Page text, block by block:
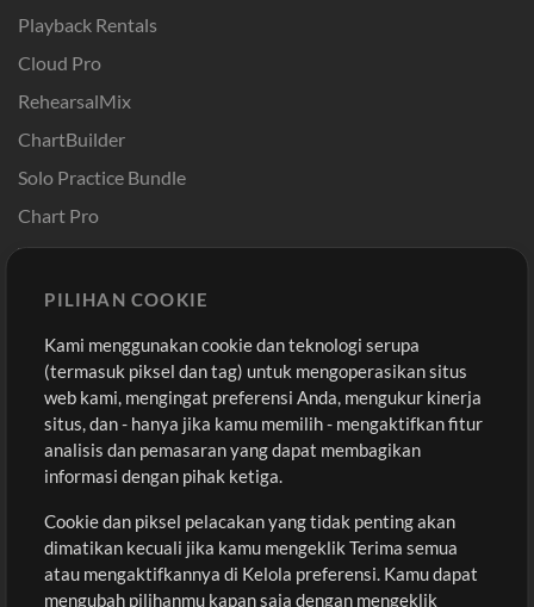
Playback Rentals
Cloud Pro
RehearsalMix
ChartBuilder
Solo Practice Bundle
Chart Pro
Template ProPresenter
Sound
Pembelian
Beli Kredit
Konten Gratis
Permintaan Lagu
Lain-lain
Sesi
Kirimkan musik kamu
Akun
Masuk
Daftar
Lihat Keranjang
PILIHAN COOKIE
Kami menggunakan cookie dan teknologi serupa
(termasuk piksel dan tag) untuk mengoperasikan situs
web kami, mengingat preferensi Anda, mengukur kinerja
situs, dan - hanya jika kamu memilih - mengaktifkan fitur
analisis dan pemasaran yang dapat membagikan
informasi dengan pihak ketiga.
Cookie dan piksel pelacakan yang tidak penting akan
dimatikan kecuali jika kamu mengeklik Terima semua
atau mengaktifkannya di Kelola preferensi. Kamu dapat
mengubah pilihanmu kapan saja dengan mengeklik